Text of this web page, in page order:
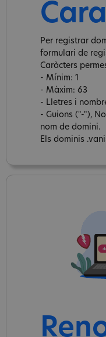
Per registrar
formulari de
Caràcters
- Mínim: 1
- Màxim: 63
- Lletres i
- Guions ("-"),
nom de domini.
Els dominis